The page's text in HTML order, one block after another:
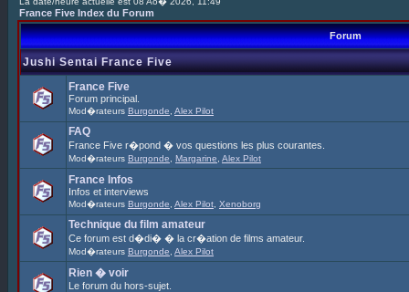
France Five Index du Forum
Forum
Jushi Sentai France Five
France Five
Forum principal.
Mod�rateurs Burgonde Alex Pilot
FAQ
France Five r�pond � vos questions les plus courantes.
Mod�rateurs Burgonde Margarine Alex Pilot
France Infos
Infos et interviews
Mod�rateurs Burgonde Alex Pilot Xenoborg
Technique du film amateur
Ce forum est d�di� � la cr�ation de films amateur.
Mod�rateurs Burgonde Alex Pilot
Rien � voir
Le forum du hors-sujet.